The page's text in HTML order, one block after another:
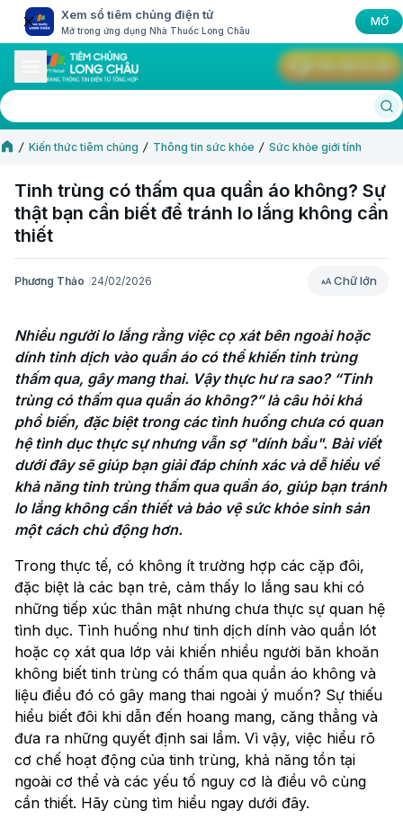
Xem sổ tiêm chủng điện tử
Mở trong ứng dụng Nhà Thuốc Long Châu
MỞ
Kiến thức tiêm chủng Thông tin sức khỏe Sức khỏe giới tính
Tinh trùng có thấm qua quần áo không? Sự
thật bạn cần biết để tránh lo lắng không cần
thiết
Phương Thảo 24/02/2026 Chữ lớn
Chữ lớn
Nhiều người lo lắng rằng việc cọ xát bên ngoài hoặc
dính tinh dịch vào quần áo có thể khiến tinh trùng
thấm qua, gây mang thai. Vậy thực hư ra sao? “Tinh
trùng có thấm qua quần áo không?” là câu hỏi khá
phổ biến, đặc biệt trong các tình huống chưa có quan
hệ tình dục thực sự nhưng vẫn sợ "dính bầu". Bài viết
dưới đây sẽ giúp bạn giải đáp chính xác và dễ hiểu về
khả năng tinh trùng thấm qua quần áo, giúp bạn tránh
lo lắng không cần thiết và bảo vệ sức khỏe sinh sản
một cách chủ động hơn.
Trong thực tế, có không ít trường hợp các cặp đôi,
đặc biệt là các bạn trẻ, cảm thấy lo lắng sau khi có
những tiếp xúc thân mật nhưng chưa thực sự quan hệ
tình dục. Tình huống như tinh dịch dính vào quần lót
hoặc cọ xát qua lớp vải khiến nhiều người băn khoăn
không biết tinh trùng có thấm qua quần áo không và
liệu điều đó có gây mang thai ngoài ý muốn? Sự thiếu
hiểu biết đôi khi dẫn đến hoang mang, căng thẳng và
đưa ra những quyết định sai lầm. Vì vậy, việc hiểu rõ
cơ chế hoạt động của tinh trùng, khả năng tồn tại
ngoài cơ thể và các yếu tố nguy cơ là điều vô cùng
cần thiết. Hãy cùng tìm hiểu ngay dưới đây.